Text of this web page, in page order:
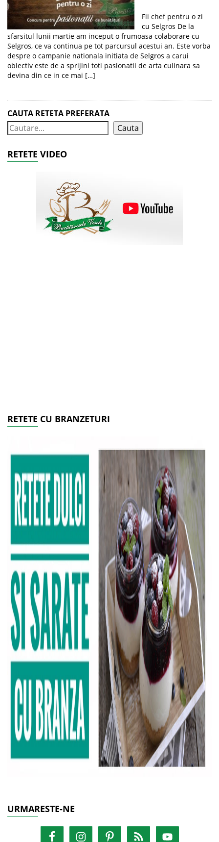
Fii chef pentru o zi
cu Selgros De la
sfarsitul lunii martie am inceput o frumoasa colaborare cu
Selgros, ce va continua pe tot parcursul acestui an. Este vorba
despre o campanie nationala initiata de Selgros a carui
obiectiv este de a sprijini toti pasionatii de arta culinara sa
devina din ce in ce mai […]
CAUTA RETETA PREFERATA
Cauta
RETETE VIDEO
RETETE CU BRANZETURI
URMARESTE-NE